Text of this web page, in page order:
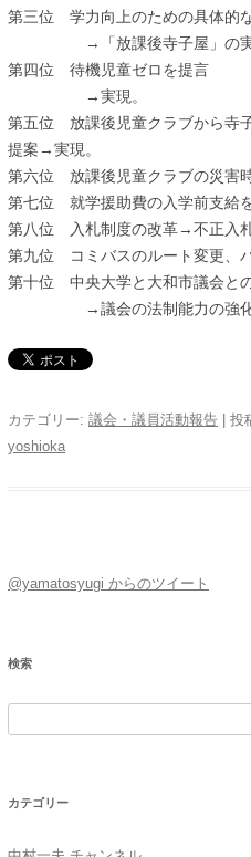
第三位 学力向上のための具体的
→「放課後寺子屋」の実
第四位 待機児童ゼロを提言
→実現。
第五位 放課後児童クラブから寺
提案→実現。
第六位 放課後児童クラブの災害
第七位 就学援助費の入学前支給
第八位 入札制度の改革→不正入札
第九位 コミバスのルート変更、
第十位 中央大学と大和市議会と
→議会の法制能力の強化
カテゴリー: 議会・議員活動報告 | 投
yoshioka
@yamatosyugi からのツイート
検索
カテゴリー